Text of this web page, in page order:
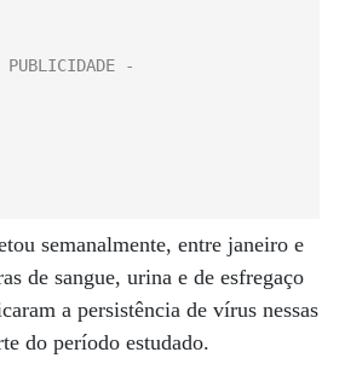
semanalmente, entre janeiro e
de sangue, urina e de esfregaço
a persistência de vírus nessas
do período estudado.